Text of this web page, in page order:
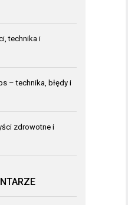
technika i
– technika, błędy i
zdrowotne i